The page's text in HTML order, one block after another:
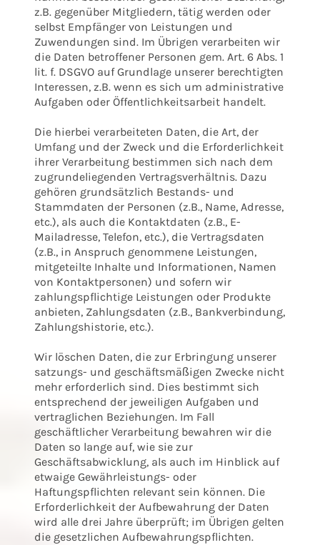
z.B. gegenüber Mitgliedern, tätig werden oder
selbst Empfänger von Leistungen und
Zuwendungen sind. Im Übrigen verarbeiten wir
die Daten betroffener Personen gem. Art. 6 Abs. 1
lit. f. DSGVO auf Grundlage unserer berechtigten
Interessen, z.B. wenn es sich um administrative
Aufgaben oder Öffentlichkeitsarbeit handelt.
Die hierbei verarbeiteten Daten, die Art, der
Umfang und der Zweck und die Erforderlichkeit
ihrer Verarbeitung bestimmen sich nach dem
zugrundeliegenden Vertragsverhältnis. Dazu
gehören grundsätzlich Bestands- und
Stammdaten der Personen (z.B., Name, Adresse,
etc.), als auch die Kontaktdaten (z.B., E-
Mailadresse, Telefon, etc.), die Vertragsdaten
(z.B., in Anspruch genommene Leistungen,
mitgeteilte Inhalte und Informationen, Namen
von Kontaktpersonen) und sofern wir
zahlungspflichtige Leistungen oder Produkte
anbieten, Zahlungsdaten (z.B., Bankverbindung,
Zahlungshistorie, etc.).
Wir löschen Daten, die zur Erbringung unserer
satzungs- und geschäftsmäßigen Zwecke nicht
mehr erforderlich sind. Dies bestimmt sich
entsprechend der jeweiligen Aufgaben und
vertraglichen Beziehungen. Im Fall
geschäftlicher Verarbeitung bewahren wir die
Daten so lange auf, wie sie zur
Geschäftsabwicklung, als auch im Hinblick auf
etwaige Gewährleistungs- oder
Haftungspflichten relevant sein können. Die
Erforderlichkeit der Aufbewahrung der Daten
wird alle drei Jahre überprüft; im Übrigen gelten
die gesetzlichen Aufbewahrungspflichten.